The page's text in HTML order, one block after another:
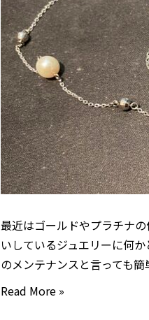
最近はゴールドやプラチナ
いしているジュエリーに何
のメンテナンスと言っても
ジ
Read More »